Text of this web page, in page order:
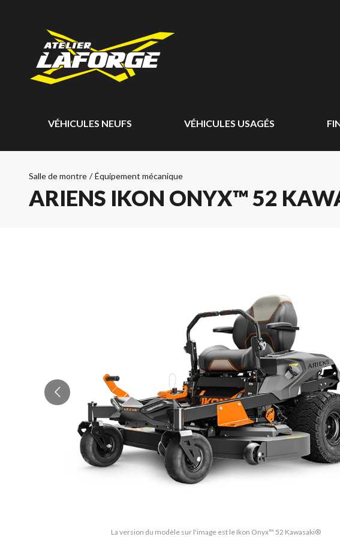
VÉHICULES NEUFS VÉHICULES USAGÉS
Salle de montre / Équipement mécanique
ARIENS IKON ONYX™ 52
La version du modèle sur l'image est le Ikon Onyx™ 52 Kawasaki®